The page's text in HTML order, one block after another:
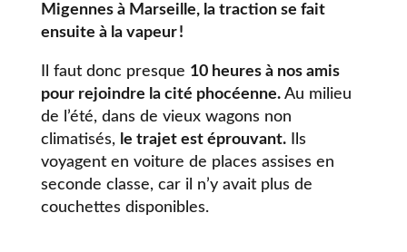
Migennes à Marseille, la traction se fait
ensuite à la vapeur !
Il faut donc presque 10 heures à nos amis
pour rejoindre la cité phocéenne.Au milieu
de l’été, dans de vieux wagons non
climatisés, le trajet est éprouvant.Ils
voyagent en voiture de places assises en
seconde classe, car il n’y avait plus de
couchettes disponibles.